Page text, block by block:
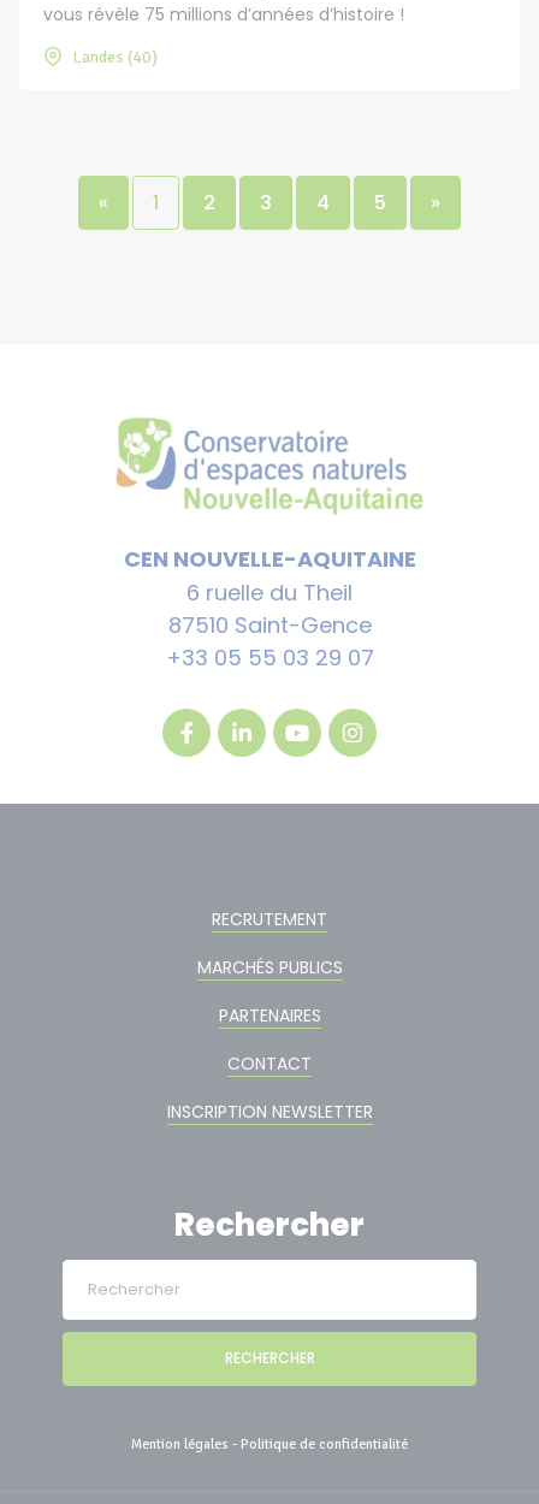
vous révèle 75 millions d’années d’histoire !
Landes (40)
« 1 2 3 4 5 »
CEN NOUVELLE-AQUITAINE
6 ruelle du Theil
87510 Saint-Gence
+33 05 55 03 29 07
RECRUTEMENT
MARCHÉS PUBLICS
PARTENAIRES
CONTACT
INSCRIPTION NEWSLETTER
Rechercher
RECHERCHER
Mention légales - Politique de confidentialité